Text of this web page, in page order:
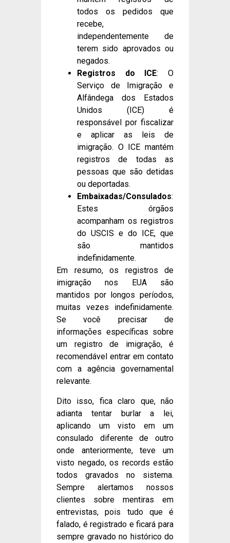
todos os pedidos que
recebe,
independentemente de
terem sido aprovados ou
negados.
Registros do ICE: O
Serviço de Imigração e
Alfândega dos Estados
Unidos (ICE) é
responsável por fiscalizar
e aplicar as leis de
imigração. O ICE mantém
registros de todas as
pessoas que são detidas
ou deportadas.
Embaixadas/Consulados:
Estes órgãos
acompanham os registros
do USCIS e do ICE, que
são mantidos
indefinidamente.
Em resumo, os registros de
imigração nos EUA são
mantidos por longos períodos,
muitas vezes indefinidamente.
Se você precisar de
informações específicas sobre
um registro de imigração, é
recomendável entrar em contato
com a agência governamental
relevante.
Dito isso, fica claro que, não
adianta tentar burlar a lei,
aplicando um visto em um
consulado diferente de outro
onde anteriormente, teve um
visto negado, os records estão
todos gravados no sistema.
Sempre alertamos nossos
clientes sobre mentiras em
entrevistas, pois tudo que é
falado, é registrado e ficará para
sempre gravado no histórico do